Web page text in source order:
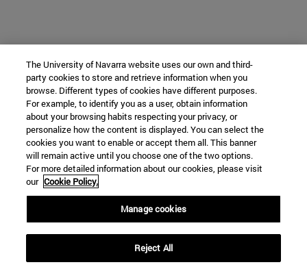
Cátedra ISS
Campus Universitario
Pamplona31009Navarra
España
The University of Navarra website uses our own and third-
party cookies to store and retrieve information when you
browse. Different types of cookies have different purposes.
For example, to identify you as a user, obtain information
about your browsing habits respecting your privacy, or
personalize how the content is displayed. You can select the
cookies you want to enable or accept them all. This banner
will remain active until you choose one of the two options.
For more detailed information about our cookies, please visit
our Cookie Policy.
Manage cookies
Reject All